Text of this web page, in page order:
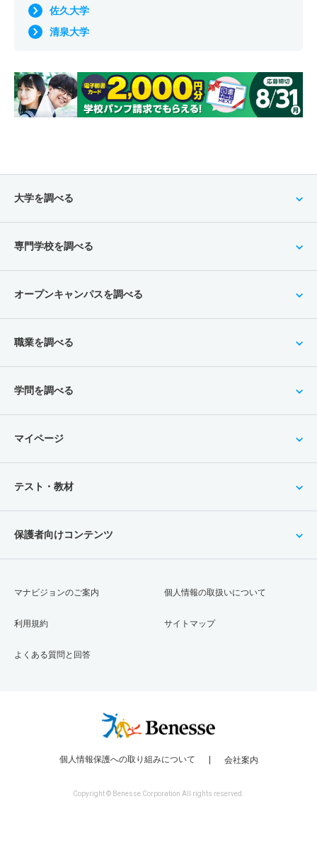
佐久大学
清泉大学
大学を調べる
専門学校を調べる
オープンキャンパスを調べる
職業を調べる
学問を調べる
マイページ
テスト・教材
保護者向けコンテンツ
マナビジョンのご案内
利用規約
よくある質問と回答
個人情報の取扱いについて
サイトマップ
個人情報保護への取り組みについて 会社案内
Copyright © Benesse Corporation All rights reserved.